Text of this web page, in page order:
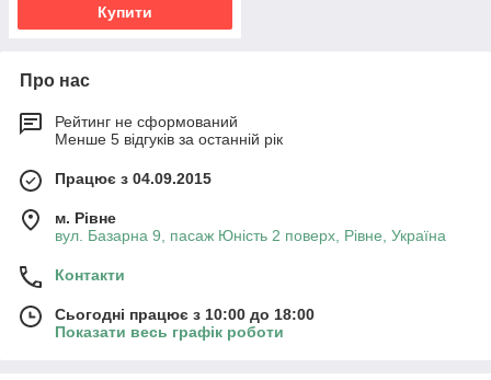
Купити
Про нас
Рейтинг не сформований
Менше 5 відгуків за останній рік
Працює з 04.09.2015
м. Рівне
вул. Базарна 9, пасаж Юність 2 поверх, Рівне, Україна
Контакти
Сьогодні працює з 10:00 до 18:00
Показати весь графік роботи